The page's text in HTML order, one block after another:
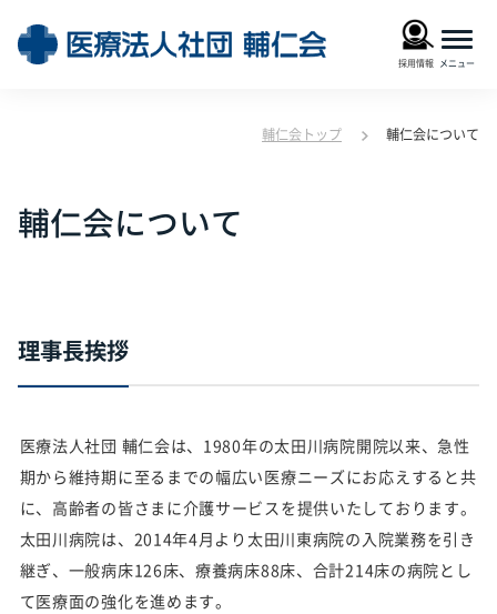
採用情報
輔仁会トップ 輔仁会について
輔仁会について
理事長挨拶
医療法人社団 輔仁会は、1980年の太田川病院開院以来、急性
期から維持期に至るまでの幅広い医療ニーズにお応えすると共
に、高齢者の皆さまに介護サービスを提供いたしております。
太田川病院は、2014年4月より太田川東病院の入院業務を引き
継ぎ、一般病床126床、療養病床88床、合計214床の病院とし
て医療面の強化を進めます。